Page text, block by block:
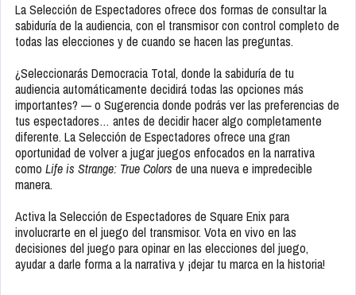
La Selección de Espectadores ofrece dos formas de consultar la
sabiduría de la audiencia, con el transmisor con control completo de
todas las elecciones y de cuando se hacen las preguntas.
¿Seleccionarás Democracia Total, donde la sabiduría de tu
audiencia automáticamente decidirá todas las opciones más
importantes? — o Sugerencia donde podrás ver las preferencias de
tus espectadores… antes de decidir hacer algo completamente
diferente. La Selección de Espectadores ofrece una gran
oportunidad de volver a jugar juegos enfocados en la narrativa
como Life is Strange: True Colors de una nueva e impredecible
manera.
Activa la Selección de Espectadores de Square Enix para
involucrarte en el juego del transmisor. Vota en vivo en las
decisiones del juego para opinar en las elecciones del juego,
ayudar a darle forma a la narrativa y ¡dejar tu marca en la historia!